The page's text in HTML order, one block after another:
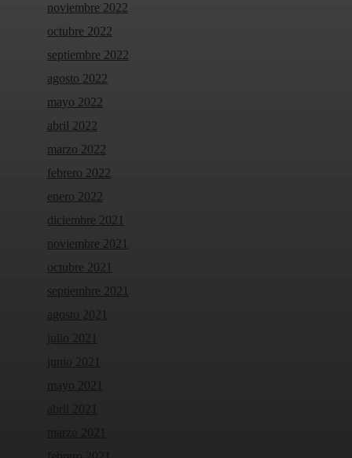
noviembre 2022
octubre 2022
septiembre 2022
agosto 2022
mayo 2022
abril 2022
marzo 2022
febrero 2022
enero 2022
diciembre 2021
noviembre 2021
octubre 2021
septiembre 2021
agosto 2021
julio 2021
junio 2021
mayo 2021